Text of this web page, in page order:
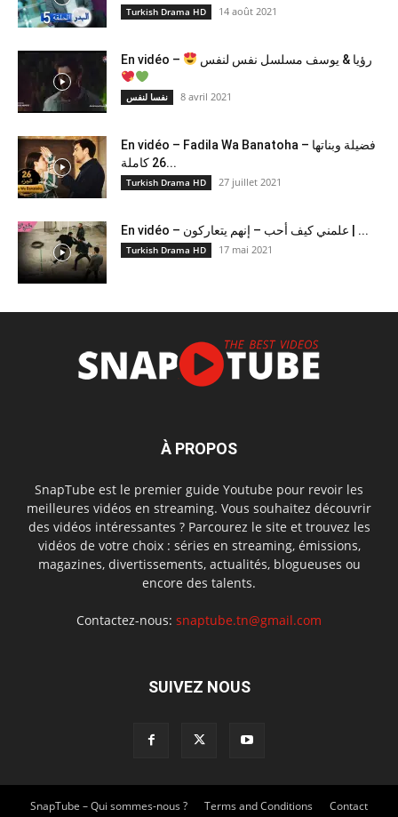
Turkish Drama HD 14 août 2021
En vidéo – رؤيا & يوسف مسلسل نفس لنفس
نفسا لنفس 8 avril 2021
En vidéo – Fadila Wa Banatoha – فضيلة وبناتها
26 كاملة...
Turkish Drama HD 27 juillet 2021
En vidéo – علمني كيف أحب – إنهم يتعاركون ​| ...
Turkish Drama HD 17 mai 2021
À PROPOS
SnapTube est le premier guide Youtube pour revoir les
meilleures vidéos en streaming. Vous souhaitez découvrir
des vidéos intéressantes ? Parcourez le site et trouvez les
vidéos de votre choix : séries en streaming, émissions,
magazines, divertissements, actualités, blogueuses ou
encore des talents.
Contactez-nous: snaptube.tn@gmail.com
SUIVEZ NOUS
SnapTube – Qui sommes-nous ? Terms and Conditions Contact